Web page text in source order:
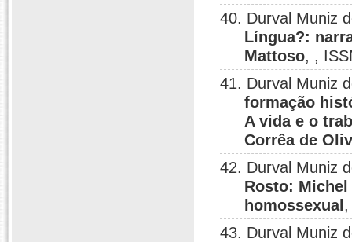
40. Durval Muniz
Língua?:
Mattoso, ,
41. Durval Muniz
formação
A vida e o
Corrêa de
42. Durval Muniz
Rosto:
homossexual
43. Durval Muniz